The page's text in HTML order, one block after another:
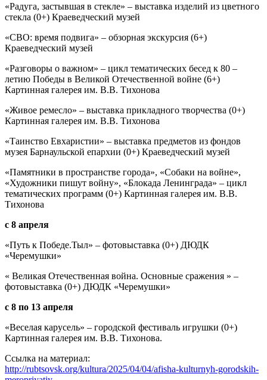
«Радуга, застывшая в стекле» – выставка изделий из цветного
стекла (0+) Краеведческий музей
«СВО: время подвига» – обзорная экскурсия (6+)
Краеведческий музей
«Разговоры о важном» – цикл тематических бесед к 80 –
летию Победы в Великой Отечественной войне (6+)
Картинная галерея им. В.В. Тихонова
«Живое ремесло» – выставка прикладного творчества (0+)
Картинная галерея им. В.В. Тихонова
«Таинство Евхаристии» – выставка предметов из фондов
музея Барнаульской епархии (0+) Краеведческий музей
«Памятники в пространстве города», «Собаки на войне»,
«Художники пишут войну», «Блокада Ленинграда» – цикл
тематических программ (0+) Картинная галерея им. В.В.
Тихонова
с 8 апреля
«Путь к Победе.Тыл» – фотовыставка (0+) ДЮДК
«Черемушки»
« Великая Отечественная война. Основные сражения » –
фотовыставка (0+) ДЮДК «Черемушки»
с 8 по 13 апреля
«Веселая карусель» – городской фестиваль игрушки (0+)
Картинная галерея им. В.В. Тихонова.
Ссылка на материал:
http://rubtsovsk.org/kultura/2025/04/04/afisha-kulturnyh-gorodskih-